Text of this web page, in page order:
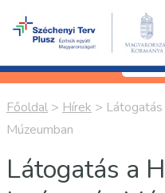
Főoldal > Hírek >
Múzeumban
Látogatás a